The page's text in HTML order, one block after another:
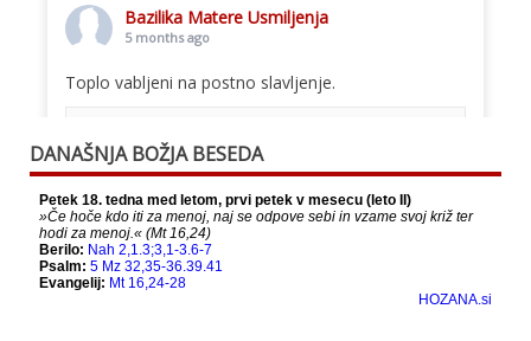
Bazilika Matere Usmiljenja
5 months ago
Toplo vabljeni na postno slavljenje.
When this happens, it's usually because the
owner only shared it with a small group of
people, changed who can see it or it's been
deleted.
View on Facebook · Share
DANAŠNJA BOŽJA BESEDA